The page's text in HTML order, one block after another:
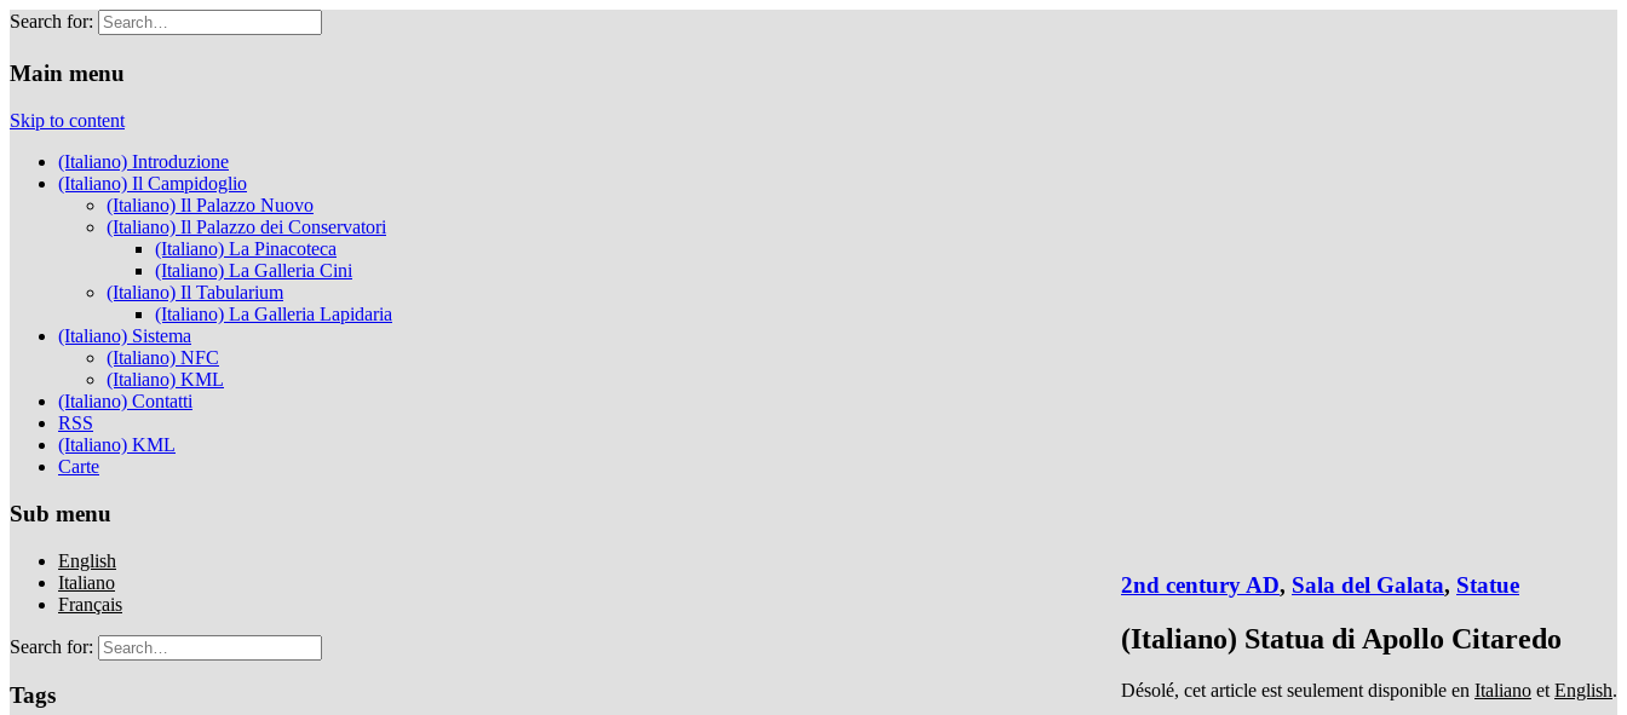
Search for:
Musei Capitolini
Main menu
Skip to content
(Italiano) Introduzione
(Italiano) Il Campidoglio
(Italiano) Il Palazzo Nuovo
(Italiano) Il Palazzo dei Conservatori
(Italiano) La Pinacoteca
(Italiano) La Galleria Cini
(Italiano) Il Tabularium
(Italiano) La Galleria Lapidaria
(Italiano) Sistema
(Italiano) NFC
(Italiano) KML
(Italiano) Contatti
RSS
(Italiano) KML
Carte
Sub menu
2nd century AD, Sala del Galata, Statue
(Italiano) Statua di Apollo Citaredo
Désolé, cet article est seulement disponible en Italiano et English.
English
Italiano
Français
Search for:
Tags